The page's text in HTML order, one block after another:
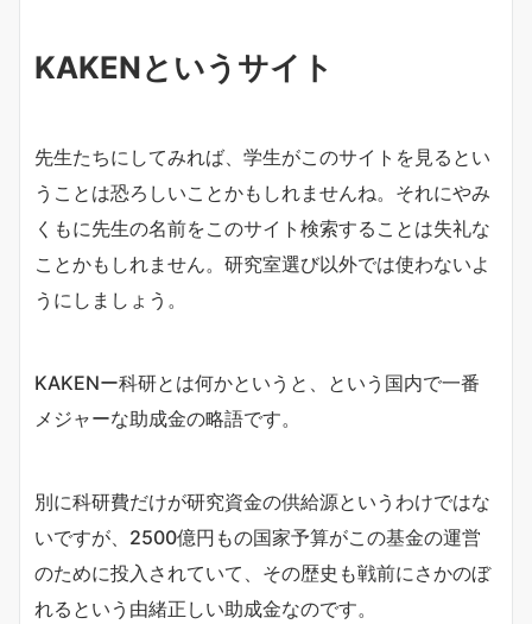
KAKENというサイト
先生たちにしてみれば、学生がこのサイトを見るとい
うことは恐ろしいことかもしれませんね。それにやみ
くもに先生の名前をこのサイト検索することは失礼な
ことかもしれません。研究室選び以外では使わないよ
うにしましょう。
KAKENー科研とは何かというと、という国内で一番
メジャーな助成金の略語です。
別に科研費だけが研究資金の供給源というわけではな
いですが、2500億円もの国家予算がこの基金の運営
のために投入されていて、その歴史も戦前にさかのぼ
れるという由緒正しい助成金なのです。